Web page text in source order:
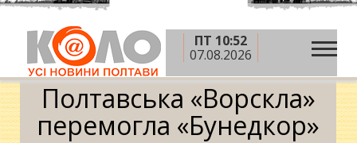
ПТ 10:52
07.08.2026
Головна » Новини »
Полтавська «Ворскла»
перемогла «Бунедкор»
Полтавська «Ворскла»
перемогла «Бунедкор»